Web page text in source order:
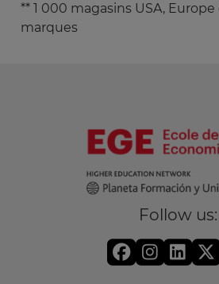
** 1 000 magasins USA, Europe
marques
Follow us: